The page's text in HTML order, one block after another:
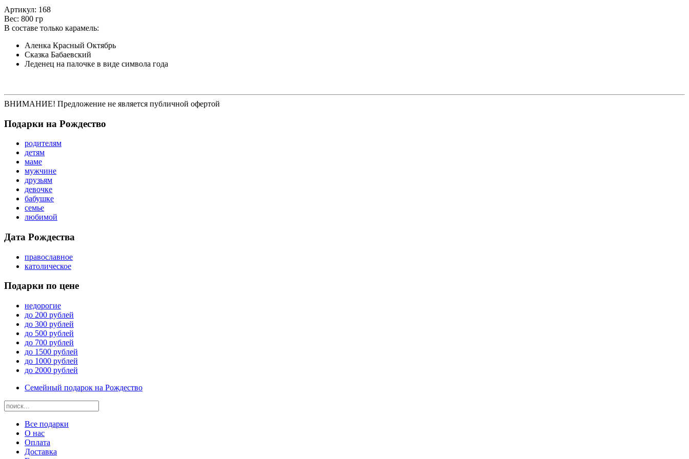
Артикул: 168
Вес: 800 гр
В составе только карамель:
Аленка Красный Октябрь
Сказка Бабаевский
Леденец на палочке в виде символа года
ВНИМАНИЕ! Предложение не является публичной офертой
Подарки на Рождество
родителям
детям
маме
мужчине
друзьям
девочке
бабушке
семье
любимой
Дата Рождества
православное
католическое
Подарки по цене
недорогие
до 200 рублей
до 300 рублей
до 500 рублей
до 700 рублей
до 1500 рублей
до 1000 рублей
до 2000 рублей
Семейный подарок на Рождество
Все подарки
О нас
Оплата
Доставка